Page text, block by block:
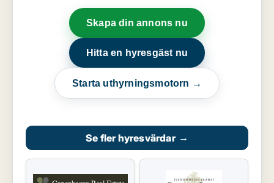
Skapa din annons nu
Hitta en hyresgäst nu
Starta uthyrningsmotorn →
Se fler hyresvärdar →